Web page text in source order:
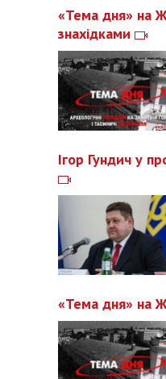
«Тема дня» на
знахідками
Ігор Гундич у
«Тема дня» на